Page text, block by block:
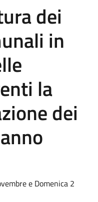
dei
in
la
dei
e Domenica 2